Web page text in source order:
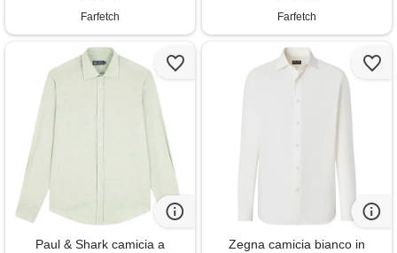
Farfetch
Farfetch
Paul & Shark camicia a
Zegna camicia bianco in